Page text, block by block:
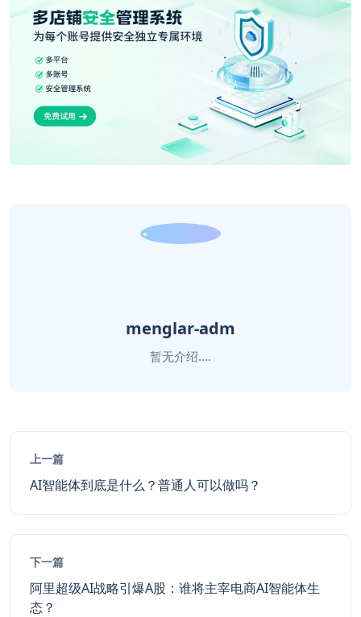
menglar-adm
暂无介绍....
上一篇
AI智能体到底是什么？普通人可以做吗？
下一篇
阿里超级AI战略引爆A股：谁将主宰电商AI智能体生
态？